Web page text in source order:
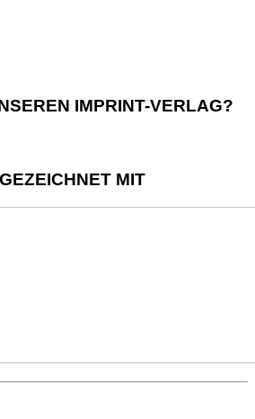
IMPRINT-VERLAG?
MIT